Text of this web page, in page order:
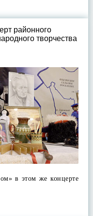
районного
творчества
в этом же концерте